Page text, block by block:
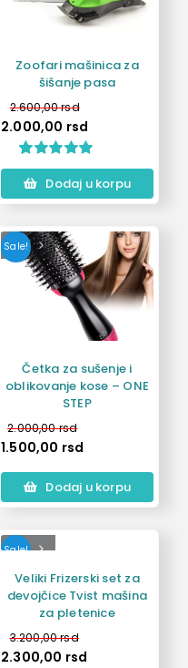
Zoofari mašinica za
šišanje pasa
2.600,00rsd
2.000,00 rsd
Ocenjeno
5.00 od 5 na
osnovu
1
Dodaj u korpu
Sale!
Četka za sušenje i
oblikovanje kose – ONE
STEP
2.000,00rsd
1.500,00 rsd
Dodaj u korpu
Sale!
Veliki Frizerski set za
devojčice Tvist mašina
za pletenice
3.200,00rsd
2.300,00 rsd